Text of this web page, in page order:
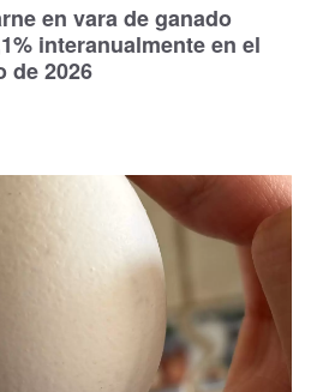
en vara de ganado
interanualmente en el
de 2026